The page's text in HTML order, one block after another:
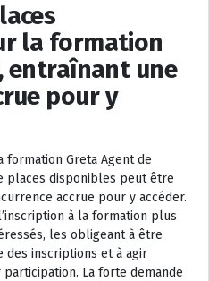
la formation
entraînant une
pour y
formation Greta Agent de
places disponibles peut être
accrue pour y accéder.
à la formation plus
les obligeant à être
des inscriptions et à agir
La forte demande